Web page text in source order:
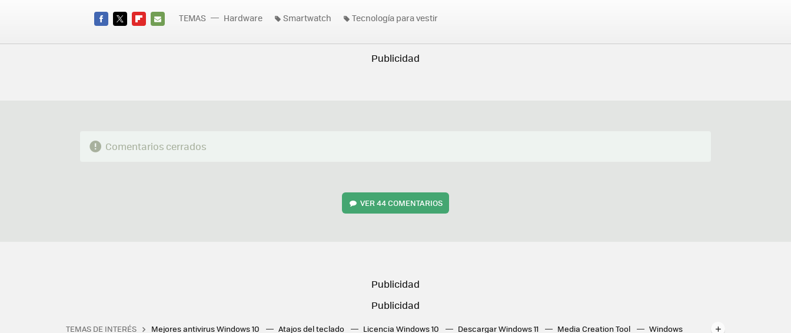
MAIL
TEMAS Hardware Smartwatch Tecnología para vestir
Comentarios cerrados
VER44 COMENTARIOS
TEMAS DE INTERÉS Mejores antivirus Windows 10 Atajos del teclado Licencia Windows 10 Descargar Windows 11 Media Creation Tool
Windows